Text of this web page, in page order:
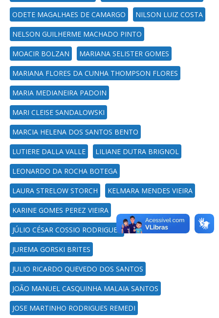
ODETE MAGALHAES DE CAMARGO NILSON LUIZ COSTA
NELSON GUILHERME MACHADO PINTO
MOACIR BOLZAN MARIANA SELISTER GOMES
MARIANA FLORES DA CUNHA THOMPSON FLORES
MARIA MEDIANEIRA PADOIN
MARI CLEISE SANDALOWSKI
MARCIA HELENA DOS SANTOS BENTO
LUTIERE DALLA VALLE LILIANE DUTRA BRIGNOL
LEONARDO DA ROCHA BOTEGA
LAURA STRELOW STORCH KELMARA MENDES VIEIRA
KARINE GOMES PEREZ VIEIRA
JÚLIO CÉSAR COSSIO RODRIGUEZ
JUREMA GORSKI BRITES
JULIO RICARDO QUEVEDO DOS SANTOS
JOÃO MANUEL CASQUINHA MALAIA SANTOS
JOSE MARTINHO RODRIGUES REMEDI